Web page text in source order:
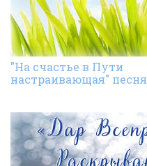
"На счастье в Пути
настраивающая" песня